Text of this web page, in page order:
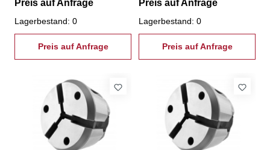
Preis auf Anfrage
Lagerbestand: 0
Preis auf Anfrage
Preis auf Anfrage
Lagerbestand: 0
Preis auf Anfrage